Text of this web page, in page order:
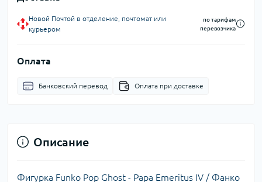
Новой Почтой в отделение, почтомат или
курьером
по тарифам
перевозчика
Оплата
Банковский перевод Оплата при доставке
Описание
Фигурка Funko Pop Ghost - Papa Emeritus IV / Фанко